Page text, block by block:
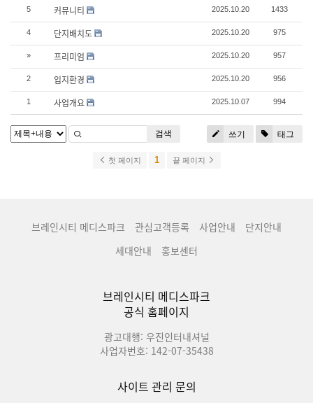
5 커뮤니티 2025.10.20 1433
4 단지배치도 2025.10.20 975
» 프리미엄 2025.10.20 957
2 입지환경 2025.10.20 956
1 사업개요 2025.10.07 994
쓰기 태그
검색
첫 페이지 1 끝 페이지
브레인시티 메디스파크 관심고객등록 사업안내
단지안내
세대안내
홍보센터
브레인시티 메디스파크
공식 홈페이지
광고대행: 우진인터내셔널
사업자번호: 142-07-35438
사이트 관리 문의